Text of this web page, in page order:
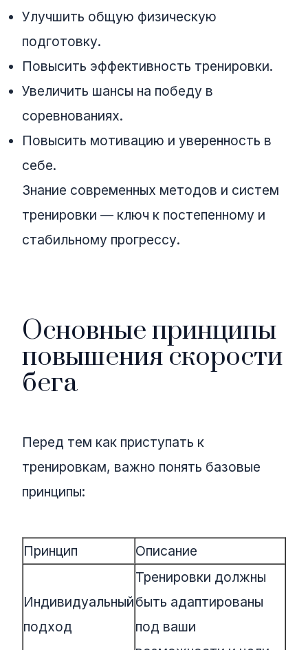
Улучшить общую физическую
подготовку.
Повысить эффективность тренировки.
Увеличить шансы на победу в
соревнованиях.
Повысить мотивацию и уверенность в
себе.
Знание современных методов и систем
тренировки — ключ к постепенному и
стабильному прогрессу.
Основные принципы
повышения скорости
бега
Перед тем как приступать к
тренировкам, важно понять базовые
принципы:
Принцип Описание
Индивидуальный
подход
Тренировки должны
быть адаптированы
под ваши